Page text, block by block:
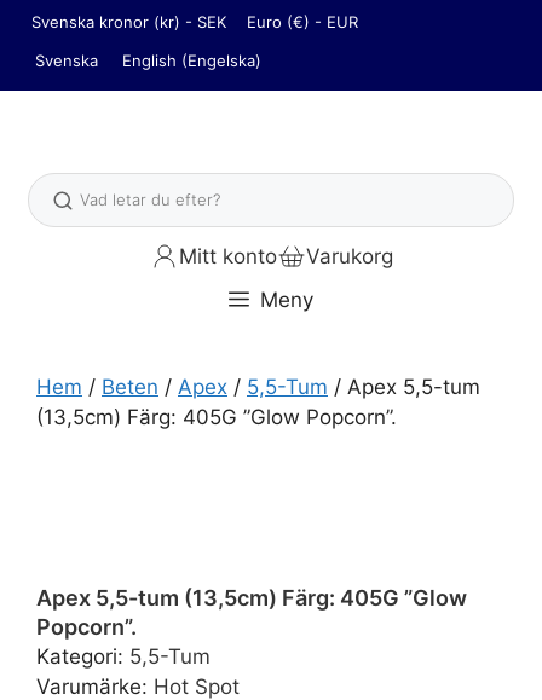
Hoppa
innehåll
Svenska kronor (kr) - SEK Euro (€) - EUR
Svenska English (Engelska)
Mitt konto
Varukorg
Meny
Hem / Beten / Apex / 5,5-Tum / Apex 5,5-tum
(13,5cm) Färg: 405G ”Glow Popcorn”.
Apex 5,5-tum (13,5cm) Färg: 405G ”Glow
Popcorn”.
Kategori: 5,5-Tum
Varumärke: Hot Spot